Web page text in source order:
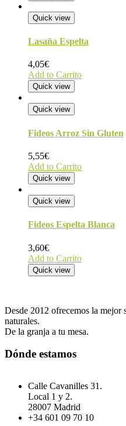
Quick view
Lasaña Espelta
4,05€
Add to Carrito
Quick view
Quick view
Fideos Arroz Sin Gluten
5,55€
Add to Carrito
Quick view
Quick view
Fideos Espelta Blanca
3,60€
Add to Carrito
Quick view
Desde 2012 ofrecemos la mejor
naturales.
De la granja a tu mesa.
Dónde estamos
Calle Cavanilles 31.
Local 1 y 2.
28007 Madrid
+34 601 09 70 10